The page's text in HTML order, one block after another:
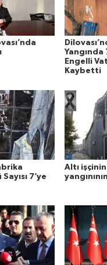
Yangında
Engelli
Kaybetti
7’ye
Altı